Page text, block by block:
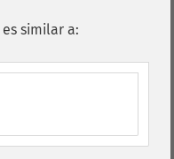
similar a: